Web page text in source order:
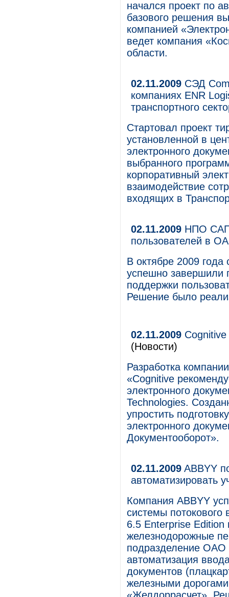
начался проект по
базового решения
компанией
ведет компания
области.
02.11.2009 СЭД
компаниях ENR
транспортного
Стартовал проект
установленной в
электронного
выбранного
корпоративный
взаимодействие
входящих в
02.11.2009 НПО
пользователей в
В октябре 2009
успешно завершили
поддержки
Решение было
02.11.2009
(Новости)
Разработка
«Cognitive
электронного
Technologies.
упростить
электронного
Документооборот».
02.11.2009 ABBYY
автоматизировать
Компания ABBYY
системы потокового
6.5 Enterprise
железнодорожные
подразделение
автоматизация
документов
железными